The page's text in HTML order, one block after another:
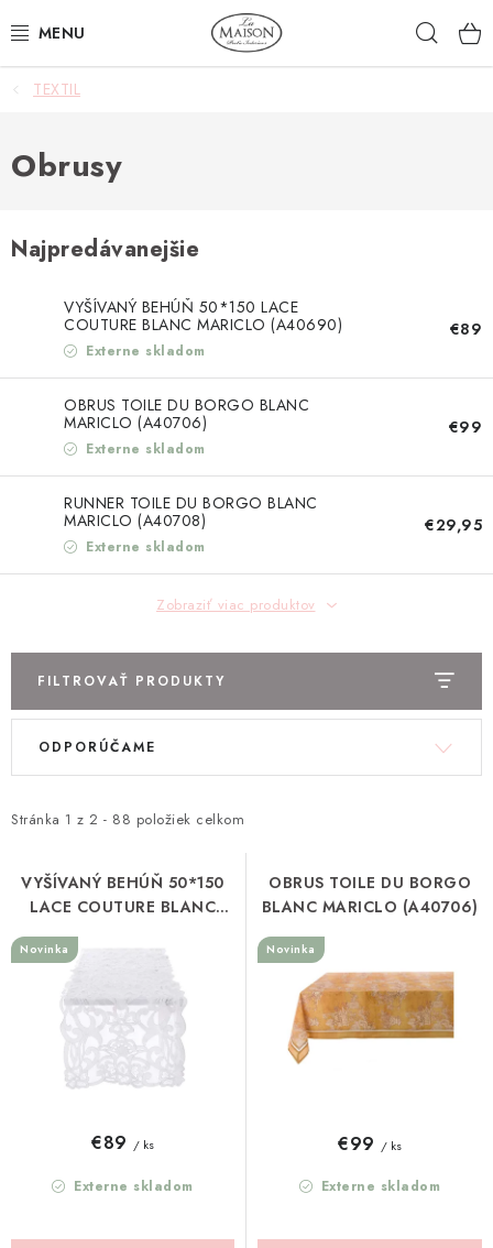
na
NOVINKY
AKCIA
NÁBYTOK
SVIETIDLÁ
DOPLNKY
STOLOVANIE
TEXTIL
KOZMETIKA
DARČEKOVÉ POUKÁŽKY
VŠETKY PRODUKTY
Ako nakupovať Doprava a platba
Obchodné podmienky
Podmienky ochrany osobných údajov
Návod na údržbu nábytku
Reklamačný poriadok
Pravidlá zliav a akcií
Katalógy Moja objednávka
TEXTIL
Obrusy
Najpredávanejšie
VYŠÍVANÝ BEHÚŇ 50*150 LACE
COUTURE BLANC MARICLO (A40690)
Externe skladom
€89
OBRUS TOILE DU BORGO BLANC
MARICLO (A40706)
Externe skladom
€99
RUNNER TOILE DU BORGO BLANC
MARICLO (A40708)
Externe skladom
€29,95
Zobraziť viac produktov
FILTROVAŤ PRODUKTY
V
i
p
o
Stránka 1 z 2 - 88 položiek celkom
R
e
p
ODPORÚČAME
VYŠÍVANÝ BEHÚŇ 50*150
LACE COUTURE BLANC
MARICLO (A40690)
Novinka
Externe skladom
€89 / ks
OBRUS TOILE DU BORGO
BLANC MARICLO (A40706)
Novinka
Externe skladom
€99 / ks